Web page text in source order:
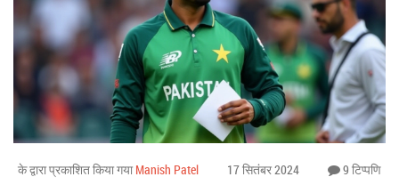
के द्वारा प्रकाशित किया गया Manish Patel 17 सितंबर 2024 9 टिप्पणि